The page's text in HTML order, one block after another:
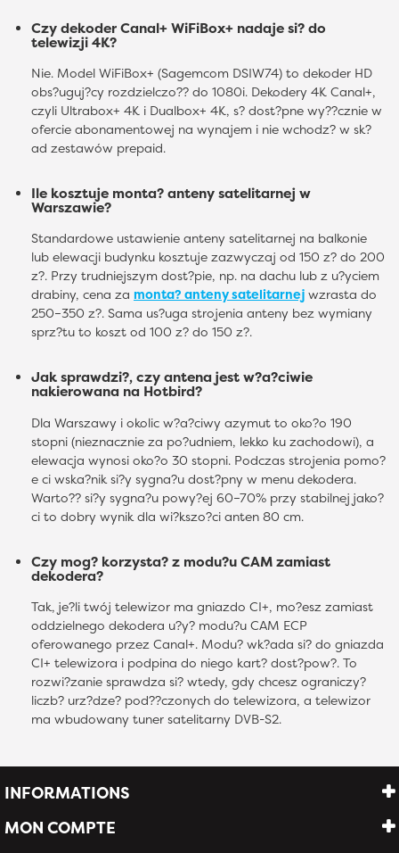
Czy dekoder Canal+ WiFiBox+ nadaje si? do
telewizji 4K?
Nie. Model WiFiBox+ (Sagemcom DSIW74) to dekoder HD
obs?uguj?cy rozdzielczo?? do 1080i. Dekodery 4K Canal+,
czyli Ultrabox+ 4K i Dualbox+ 4K, s? dost?pne wy??cznie w
ofercie abonamentowej na wynajem i nie wchodz? w sk?
ad zestawów prepaid.
Ile kosztuje monta? anteny satelitarnej w
Warszawie?
Standardowe ustawienie anteny satelitarnej na balkonie
lub elewacji budynku kosztuje zazwyczaj od 150 z? do 200
z?. Przy trudniejszym dost?pie, np. na dachu lub z u?yciem
drabiny, cena za monta? anteny satelitarnej wzrasta do
250–350 z?. Sama us?uga strojenia anteny bez wymiany
sprz?tu to koszt od 100 z? do 150 z?.
Jak sprawdzi?, czy antena jest w?a?ciwie
nakierowana na Hotbird?
Dla Warszawy i okolic w?a?ciwy azymut to oko?o 190
stopni (nieznacznie za po?udniem, lekko ku zachodowi), a
elewacja wynosi oko?o 30 stopni. Podczas strojenia pomo?
e ci wska?nik si?y sygna?u dost?pny w menu dekodera.
Warto?? si?y sygna?u powy?ej 60–70% przy stabilnej jako?
ci to dobry wynik dla wi?kszo?ci anten 80 cm.
Czy mog? korzysta? z modu?u CAM zamiast
dekodera?
Tak, je?li twój telewizor ma gniazdo CI+, mo?esz zamiast
oddzielnego dekodera u?y? modu?u CAM ECP
oferowanego przez Canal+. Modu? wk?ada si? do gniazda
CI+ telewizora i podpina do niego kart? dost?pow?. To
rozwi?zanie sprawdza si? wtedy, gdy chcesz ograniczy?
liczb? urz?dze? pod??czonych do telewizora, a telewizor
ma wbudowany tuner satelitarny DVB-S2.
INFORMATIONS
MON COMPTE